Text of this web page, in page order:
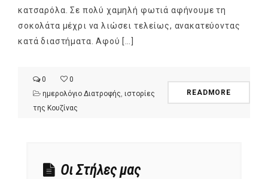
κατσαρόλα. Σε πολύ χαµηλή φωτιά αφήνουµε τη
σοκολάτα µέχρι να λιώσει τελείως, ανακατεύοντας
κατά διαστήµατα. Αφού […]
0
0
ημερολόγιο Διατροφής ιστορίες
της Κουζίνας
READMORE
Οι Στήλες μας